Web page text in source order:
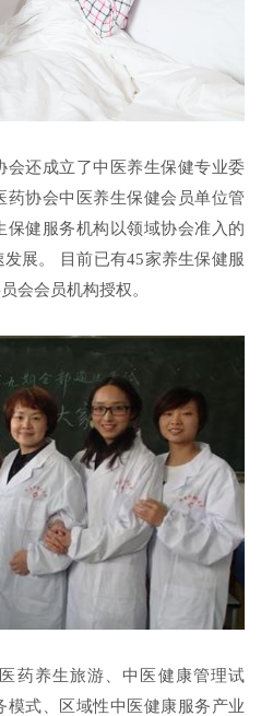
会还成立了中医养生保健专业委
药协会中医养生保健会员单位管
健服务机构以领域协会准入的
展。 目前已有45家养生保健服
会会员机构授权。
药养生旅游、中医健康管理试
模式、区域性中医健康服务产业